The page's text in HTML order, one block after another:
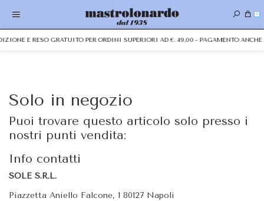
0
E RESO GRATUITO PER ORDINI SUPERIORI AD €. 49,00 - PAGAMENTO ANCHE
Solo in negozio
Puoi trovare questo articolo solo presso i
nostri punti vendita:
Info contatti
SOLE S.R.L.
Piazzetta Aniello Falcone, 1 80127 Napoli